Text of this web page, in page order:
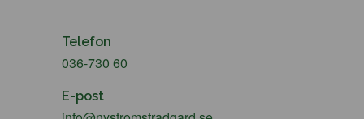
Telefon
036-730 60
E-post